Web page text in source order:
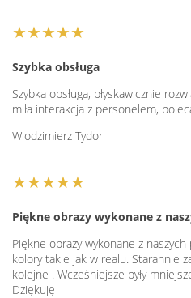
★★★★★
Szybka obsługa
Szybka obsługa, błyskawicznie
miła interakcja z personelem,
Wlodzimierz Tydor
★★★★★
Piękne obrazy wykonane z
Piękne obrazy wykonane z
kolory takie jak w realu. Starannie
kolejne . Wcześniejsze były
Dziękuję